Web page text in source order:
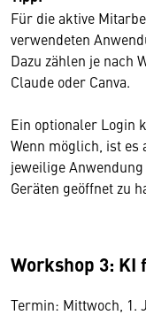
Für die aktive
verwendeten
Dazu zählen je nach
Claude oder Canva.
Ein optionaler Login
Wenn möglich, ist
jeweilige
Geräten geöffnet zu
Workshop 3: KI
Termin: Mittwoch, 1.